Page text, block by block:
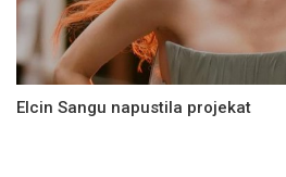
Elcin Sangu napustila projekat